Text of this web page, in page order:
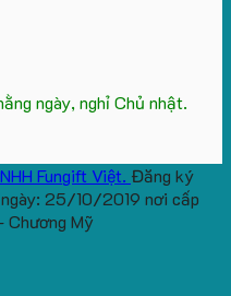
ngày, nghỉ Chủ nhật.
Fungift Việt. Đăng ký
25/10/2019 nơi cấp
Chương Mỹ